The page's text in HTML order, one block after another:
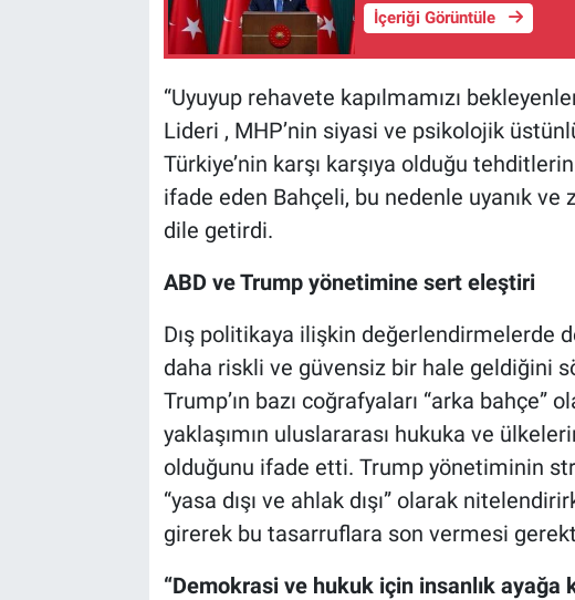
İçeriği Görüntüle
“Uyuyup rehavete kapılmamızı
Lideri , MHP’nin siyasi ve psikolojik
Türkiye’nin karşı karşıya olduğu
ifade eden Bahçeli, bu nedenle uyanık
dile getirdi.
ABD ve Trump yönetimine sert eleştiri
Dış politikaya ilişkin değerlendirmelerde
daha riskli ve güvensiz bir hale geldiğini
Trump’ın bazı coğrafyaları “arka
yaklaşımın uluslararası hukuka ve
olduğunu ifade etti. Trump yönetiminin
“yasa dışı ve ahlak dışı” olarak
girerek bu tasarruflara son vermesi
“Demokrasi ve hukuk için insanlık ayağa